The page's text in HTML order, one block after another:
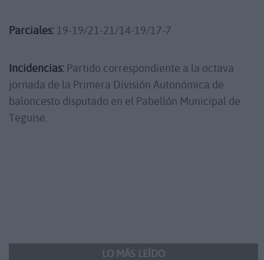
Parciales: 19-19/21-21/14-19/17-7
Incidencias: Partido correspondiente a la octava
jornada de la Primera División Autonómica de
baloncesto disputado en el Pabellón Municipal de
Teguise.
LO MÁS LEÍDO